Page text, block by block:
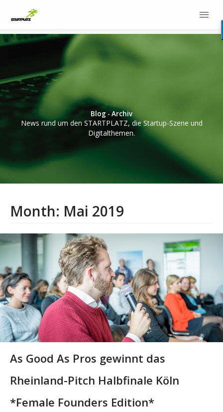
Blog - Archiv
News rund um den STARTPLATZ, die Startup-Szene und
Digitalthemen.
Month: Mai 2019
As Good As Pros gewinnt das
Rheinland-Pitch Halbfinale Köln
*Female Founders Edition*